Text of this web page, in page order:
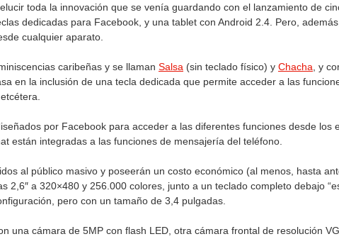
toda la innovación que se venía guardando con el lanzamiento de
dedicadas para Facebook, y una tablet con Android 2.4. Pero,
cualquier aparato.
caribeñas y se llaman Salsa (sin teclado físico) y Chacha , y
en la inclusión de una tecla dedicada que permite acceder a las
por Facebook para acceder a las diferentes funciones desde los
están integradas a las funciones de mensajería del teléfono.
al público masivo y poseerán un costo económico (al menos, hasta
2,6″ a 320×480 y 256.000 colores, junto a un teclado completo debajo
pero con un tamaño de 3,4 pulgadas.
una cámara de 5MP con flash LED, otra cámara frontal de resolución